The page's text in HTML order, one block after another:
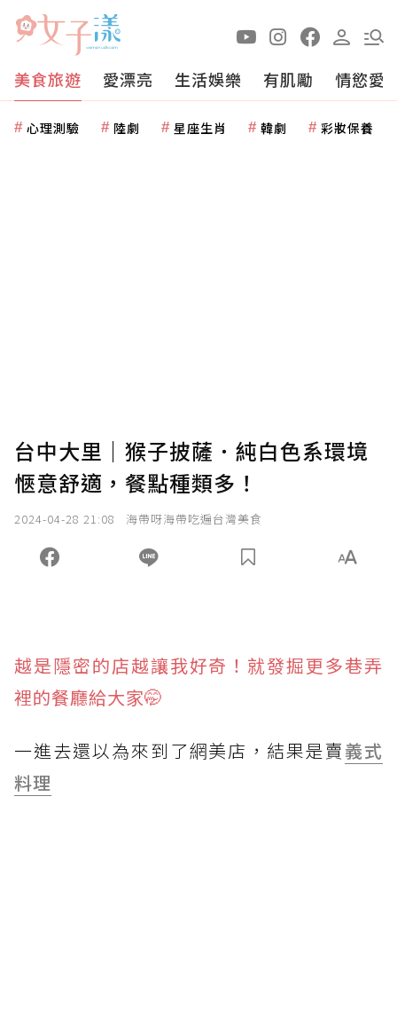
美食旅遊 愛漂亮 生活娛樂 有肌勵 情慾愛
心理測驗 陸劇 星座生肖 韓劇 彩妝保養
台中大里｜猴子披薩．純白色系環境
愜意舒適，餐點種類多！
2024-04-28 21:08 海帶呀海帶吃遍台灣美食
越是隱密的店越讓我好奇！就發掘更多巷弄
裡的餐廳給大家🤭
一進去還以為來到了網美店，結果是賣義式
料理